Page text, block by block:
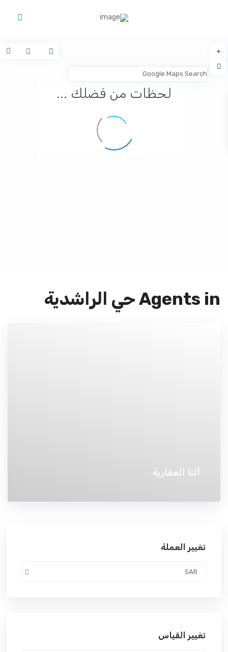
لحظات من فضلك ...
Agents in حي الراشدية
ألتا العقارية
تغيير العملة
SAR
تغيير القياس